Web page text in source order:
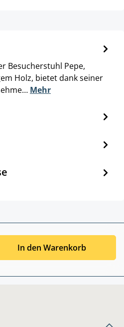
Besucherstuhl Pepe,
Holz, bietet dank seiner
Mehr
In den Warenkorb